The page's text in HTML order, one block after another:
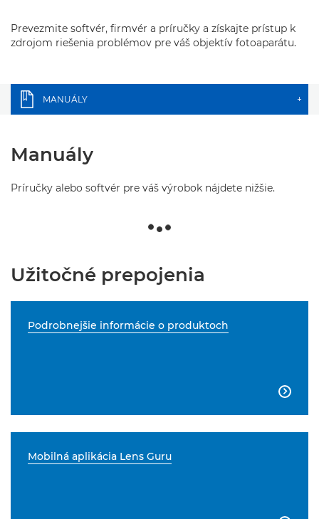
Prevezmite softvér, firmvér a príručky a získajte prístup k
zdrojom riešenia problémov pre váš objektív fotoaparátu.
MANUÁLY +
Manuály
Príručky alebo softvér pre váš výrobok nájdete nižšie.
Užitočné prepojenia
Podrobnejšie informácie o produktoch

Mobilná aplikácia Lens Guru